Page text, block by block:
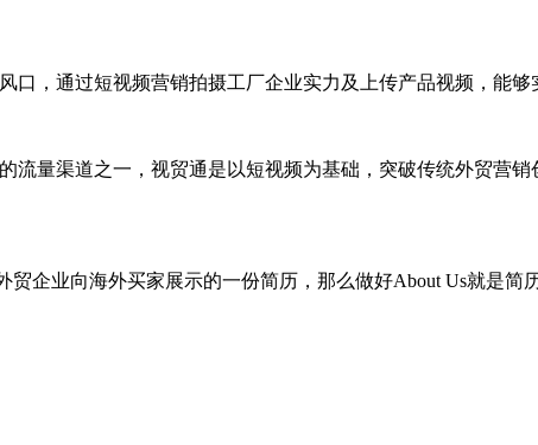
，通过短视频营销拍摄工厂企业实力及上传产品视频，能够
量渠道之一，视贸通是以短视频为基础，突破传统外贸营
企业向海外买家展示的一份简历，那么做好About Us就是简